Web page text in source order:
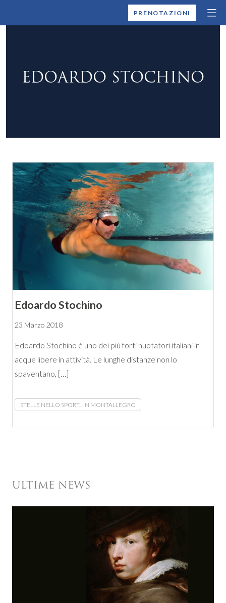
MONTALLEGROPRENOTAZIONI
EDOARDO STOCHINO
Edoardo Stochino
23 Marzo 2018
Edoardo Stochino è uno dei più forti nuotatori italiani in
acque libere in attività. Le lunghe distanze non lo
spaventano, […]
STELLE NELLO SPORT... IN MONTALLEGRO
ULTIME NEWS